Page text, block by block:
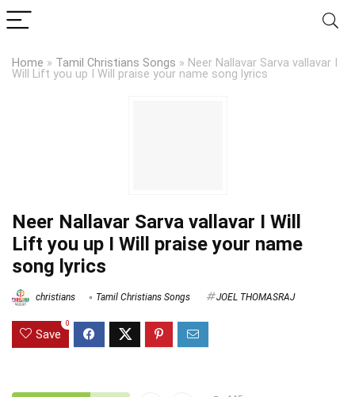
Home » Tamil Christians Songs » Neer Nallavar Sarva vallavar I
Will Lift you up I Will praise your name song lyrics
Neer Nallavar Sarva vallavar I Will
Lift you up I Will praise your name
song lyrics
christians Tamil Christians Songs JOEL THOMASRAJ
Save
0